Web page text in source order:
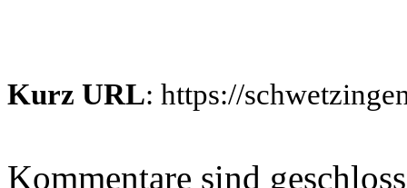
Kurz URL: https://
Kommentare sind